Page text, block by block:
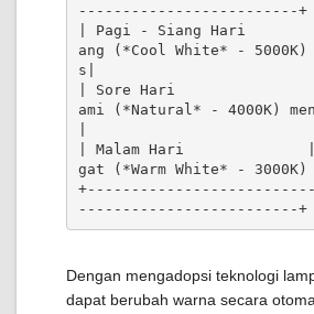
-------------------------+
| Pagi - Siang Hari
ang (*Cool White* - 5000K)
s|
| Sore Hari
ami (*Natural* - 4000K)
| Malam Hari              |
gat (*Warm White* -
-------------------------+
Dengan mengadopsi teknologi
dapat berubah warna secara